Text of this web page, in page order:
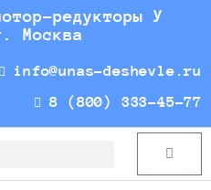
редукторы У
Москва
info@unas-deshevle.ru
8 (800) 333-45-77
Cart